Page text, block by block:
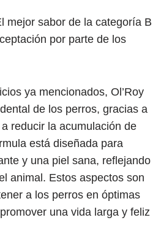
mejor sabor de la categoría B
por parte de los
ya mencionados, Ol’Roy
de los perros, gracias a
reducir la acumulación de
está diseñada para
y una piel sana, reflejando
animal. Estos aspectos son
a los perros en óptimas
una vida larga y feliz